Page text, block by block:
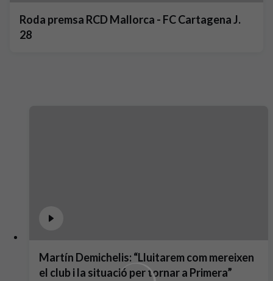
Roda premsa RCD Mallorca - FC Cartagena J.
28
Martín Demichelis: “Lluitarem com mereixen
el club i la situació per tornar a Primera”